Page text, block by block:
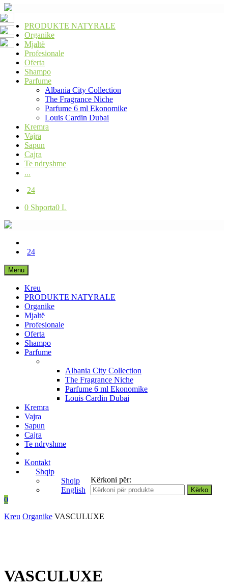
PRODUKTE NATYRALE
Organike
Mjaltë
Profesionale
Oferta
Shampo
Parfume
Albania City Collection
The Fragrance Niche
Parfume 6 ml Ekonomike
Louis Cardin Dubai
Kremra
Vajra
Sapun
Cajra
Te ndryshme
...
24
0 Shporta0 L
24
Menu
Kreu
PRODUKTE NATYRALE
Organike
Mjaltë
Profesionale
Oferta
Shampo
Parfume
Albania City Collection
The Fragrance Niche
Parfume 6 ml Ekonomike
Louis Cardin Dubai
Kremra
Vajra
Sapun
Cajra
Te ndryshme
Kontakt
Shqip
Shqip
English
Kërkoni për:
0
Kreu Organike VASCULUXE
VASCULUXE